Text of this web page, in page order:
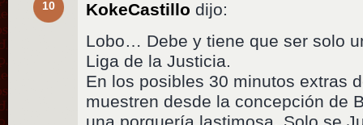
10 KokeCastillo dijo:
Lobo… Debe y tiene que ser solo
Liga de la Justicia.
En los posibles 30 minutos extras
muestren desde la concepción de
una porquería lastimosa. Solo se